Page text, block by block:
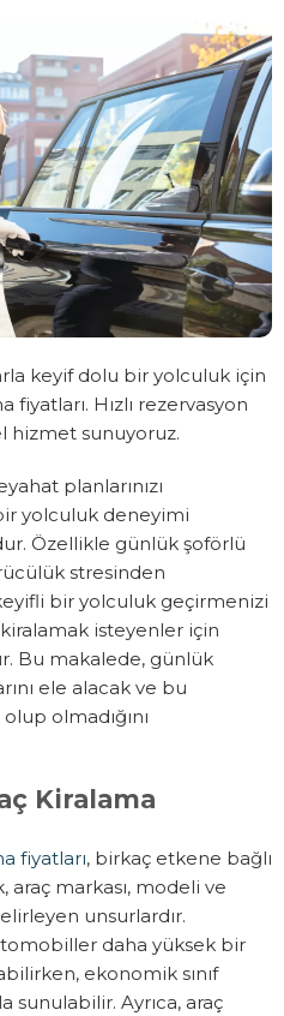
keyif dolu bir yolculuk için
Hızlı rezervasyon
hizmet sunuyoruz.
planlarınızı
yolculuk deneyimi
Özellikle günlük şoförlü
stresinden
bir yolculuk geçirmenizi
isteyenler için
Bu makalede, günlük
ele alacak ve bu
olmadığını
Kiralama
fiyatları, birkaç etkene bağlı
araç markası, modeli ve
unsurlardır.
daha yüksek bir
ekonomik sınıf
sunulabilir. Ayrıca, araç